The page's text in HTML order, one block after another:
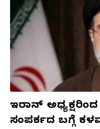
ಇರಾನ್
ಸಂಪರ್ಕದ ಬಗ್ಗೆ